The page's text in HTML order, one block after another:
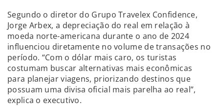
Segundo o diretor do Grupo Travelex Confidence,
Jorge Arbex, a depreciação do real em relação à
moeda norte-americana durante o ano de 2024
influenciou diretamente no volume de transações no
período. “Com o dólar mais caro, os turistas
costumam buscar alternativas mais econômicas
para planejar viagens, priorizando destinos que
possuam uma divisa oficial mais parelha ao real”,
explica o executivo.